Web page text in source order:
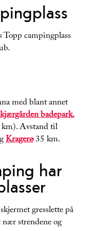
campingplass
med blant annet
badepark.
km). Avstand til
Kragerø35 km.
har
gresslette på
strendene og